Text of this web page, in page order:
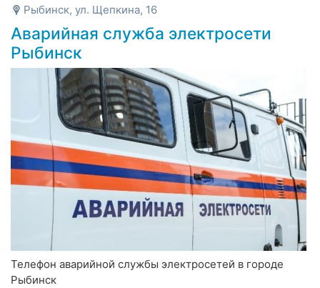
Рыбинск, ул. Щепкина, 16
Аварийная служба электросети
Рыбинск
Телефон аварийной службы электросетей в городе
Рыбинск